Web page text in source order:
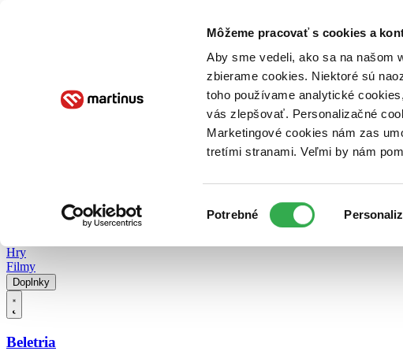
Môžeme pracovať s cookies a
Aby sme vedeli, ako sa na našom
zbierame cookies. Niektoré sú
toho používame analytické
vás zlepšovať. Personalizačné
Marketingové cookies nám zas
tretími stranami. Veľmi by nám
súhlasu
Potrebné
Poukážky Kontakt
Hry
Filmy
Doplnky
Beletria